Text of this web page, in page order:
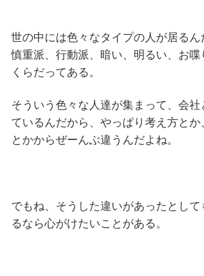
世の中には色々なタイプの人が居る
慎重派、行動派、暗い、明るい、お
くらだってある。
そういう色々な人達が集まって、会
ているんだから、やっぱり考え方と
とかからぜーんぶ違うんだよね。
でもね、そうした違いがあったとし
るなら心がけたいことがある。